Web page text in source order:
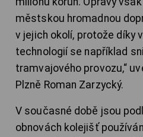
městskou hromadnou
v jejich okolí, protože díky
technologií se například
tramvajového provozu,“
Plzně Roman Zarzycký.
V současné době jsou
obnovách kolejišť